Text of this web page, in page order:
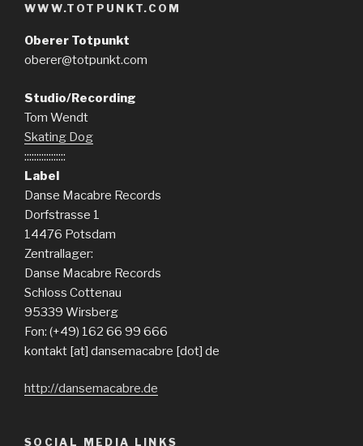
WWW.TOTPUNKT.COM
Oberer Totpunkt
oberer@totpunkt.com
Studio/Recording
Tom Wendt
Skating Dog
:::::::::::::::::
Label
Danse Macabre Records
Dorfstrasse 1
14476 Potsdam
Zentrallager:
Danse Macabre Records
Schloss Cottenau
95339 Wirsberg
Fon: (+49) 162 66 99 666
kontakt [at] dansemacabre [dot] de
http://dansemacabre.de
SOCIAL MEDIA LINKS